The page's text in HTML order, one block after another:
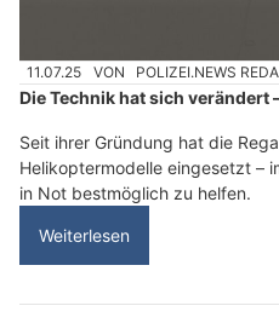
11.07.25 VON POLIZEI.NEWS
Die Technik hat sich verändert
Seit ihrer Gründung hat die
Helikoptermodelle eingesetzt –
in Not bestmöglich zu helfen.
Weiterlesen